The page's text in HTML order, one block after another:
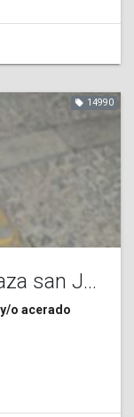
bolardos arrancado de plaza san José
o acerado
local_offer 14990